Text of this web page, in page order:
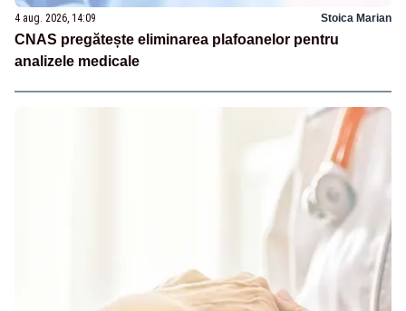
4 aug. 2026, 14:09 Stoica Marian
CNAS pregătește eliminarea plafoanelor pentru
analizele medicale